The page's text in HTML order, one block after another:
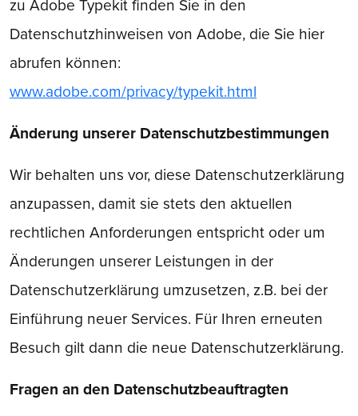
zu Adobe Typekit finden Sie in den
Datenschutzhinweisen von Adobe, die Sie hier
abrufen können:
www.adobe.com/privacy/typekit.html
Änderung unserer Datenschutzbestimmungen
Wir behalten uns vor, diese Datenschutzerklärung
anzupassen, damit sie stets den aktuellen
rechtlichen Anforderungen entspricht oder um
Änderungen unserer Leistungen in der
Datenschutzerklärung umzusetzen, z.B. bei der
Einführung neuer Services. Für Ihren erneuten
Besuch gilt dann die neue Datenschutzerklärung.
Fragen an den Datenschutzbeauftragten